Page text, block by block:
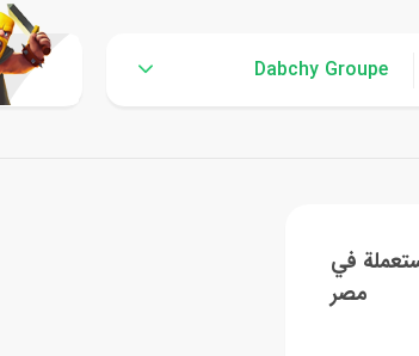
Dabchy Groupe
في
مصر